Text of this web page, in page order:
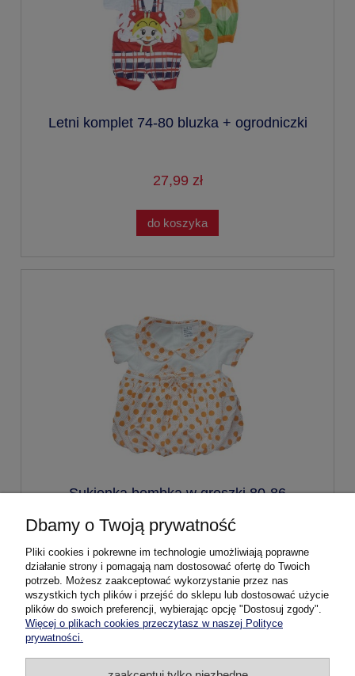
Letni komplet 74-80 bluzka + ogrodniczki
27,99 zł
do koszyka
Sukienka bombka w groszki 80-86
24,99 zł
do koszyka
Pomoc
Dbamy o Twoją prywatność
Pliki cookies i pokrewne im technologie umożliwiają poprawne
działanie strony i pomagają nam dostosować ofertę do Twoich
potrzeb. Możesz zaakceptować wykorzystanie przez nas
wszystkich tych plików i przejść do sklepu lub dostosować użycie
plików do swoich preferencji, wybierając opcję "Dostosuj zgody".
Więcej o plikach cookies przeczytasz w naszej Polityce
prywatności.